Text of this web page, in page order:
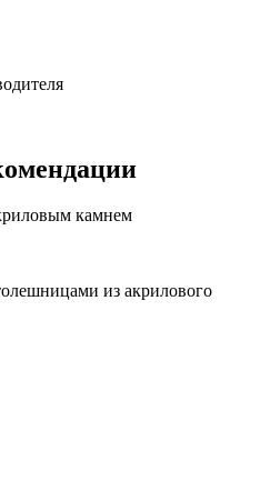
камнем
из акрилового